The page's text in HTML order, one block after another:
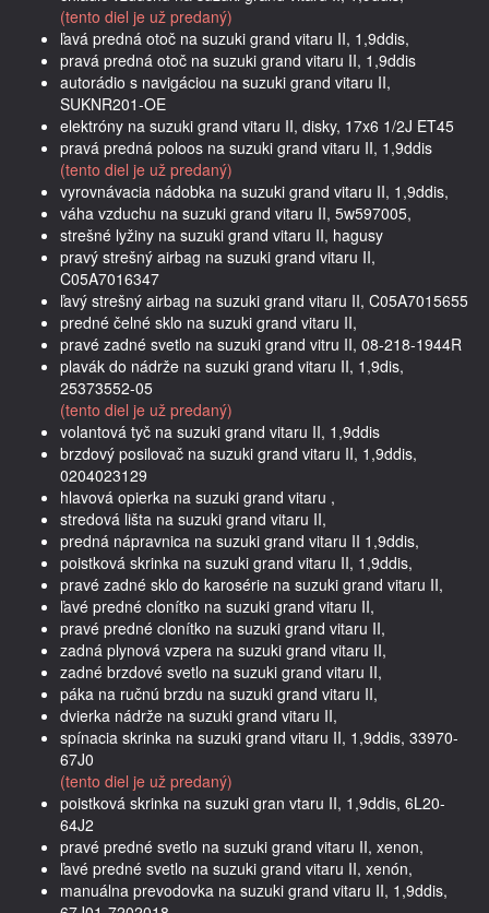
(tento diel je už predaný)
ľavá predná otoč na suzuki grand vitaru II, 1,9ddis,
pravá predná otoč na suzuki grand vitaru II, 1,9ddis
autorádio s navigáciou na suzuki grand vitaru II,
SUKNR201-OE
elektróny na suzuki grand vitaru II, disky, 17x6 1/2J ET45
pravá predná poloos na suzuki grand vitaru II, 1,9ddis
(tento diel je už predaný)
vyrovnávacia nádobka na suzuki grand vitaru II, 1,9ddis,
váha vzduchu na suzuki grand vitaru II, 5w597005,
strešné lyžiny na suzuki grand vitaru II, hagusy
pravý strešný airbag na suzuki grand vitaru II,
C05A7016347
ľavý strešný airbag na suzuki grand vitaru II, C05A7015655
predné čelné sklo na suzuki grand vitaru II,
pravé zadné svetlo na suzuki grand vitru II, 08-218-1944R
plavák do nádrže na suzuki grand vitaru II, 1,9dis,
25373552-05
(tento diel je už predaný)
volantová tyč na suzuki grand vitaru II, 1,9ddis
brzdový posilovač na suzuki grand vitaru II, 1,9ddis,
0204023129
hlavová opierka na suzuki grand vitaru ,
stredová lišta na suzuki grand vitaru II,
predná nápravnica na suzuki grand vitaru II 1,9ddis,
poistková skrinka na suzuki grand vitaru II, 1,9ddis,
pravé zadné sklo do karosérie na suzuki grand vitaru II,
ľavé predné clonítko na suzuki grand vitaru II,
pravé predné clonítko na suzuki grand vitaru II,
zadná plynová vzpera na suzuki grand vitaru II,
zadné brzdové svetlo na suzuki grand vitaru II,
páka na ručnú brzdu na suzuki grand vitaru II,
dvierka nádrže na suzuki grand vitaru II,
spínacia skrinka na suzuki grand vitaru II, 1,9ddis, 33970-
67J0
(tento diel je už predaný)
poistková skrinka na suzuki gran vtaru II, 1,9ddis, 6L20-
64J2
pravé predné svetlo na suzuki grand vitaru II, xenon,
ľavé predné svetlo na suzuki grand vitaru II, xenón,
manuálna prevodovka na suzuki grand vitaru II, 1,9ddis,